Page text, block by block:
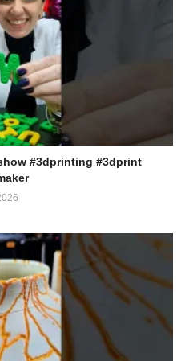
#3dprinting #3dprint